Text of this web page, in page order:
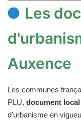
Les
Auxence
Les communes
PLU, document
d'urbanisme en